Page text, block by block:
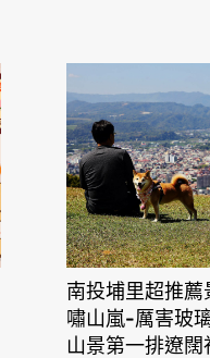
南投埔里超推
嘯山嵐-厲害玻
山景第一排遼